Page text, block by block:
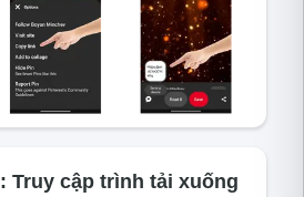
:Truy cập trình tải xuống